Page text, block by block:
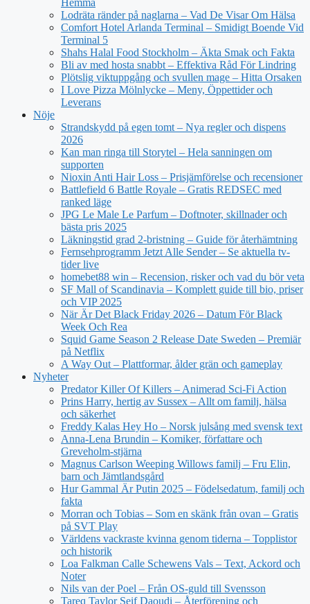
Hemma
Lodräta ränder på naglarna – Vad De Visar Om Hälsa
Comfort Hotel Arlanda Terminal – Smidigt Boende Vid
Terminal 5
Shahs Halal Food Stockholm – Äkta Smak och Fakta
Bli av med hosta snabbt – Effektiva Råd För Lindring
Plötslig viktuppgång och svullen mage – Hitta Orsaken
I Love Pizza Mölnlycke – Meny, Öppettider och
Leverans
Nöje
Strandskydd på egen tomt – Nya regler och dispens
2026
Kan man ringa till Storytel – Hela sanningen om
supporten
Nioxin Anti Hair Loss – Prisjämförelse och recensioner
Battlefield 6 Battle Royale – Gratis REDSEC med
ranked läge
JPG Le Male Le Parfum – Doftnoter, skillnader och
bästa pris 2025
Läkningstid grad 2-bristning – Guide för återhämtning
Fernsehprogramm Jetzt Alle Sender – Se aktuella tv-
tider live
homebet88 win – Recension, risker och vad du bör veta
SF Mall of Scandinavia – Komplett guide till bio, priser
och VIP 2025
När Är Det Black Friday 2026 – Datum För Black
Week Och Rea
Squid Game Season 2 Release Date Sweden – Premiär
på Netflix
A Way Out – Plattformar, ålder grän och gameplay
Nyheter
Predator Killer Of Killers – Animerad Sci-Fi Action
Prins Harry, hertig av Sussex – Allt om familj, hälsa
och säkerhet
Freddy Kalas Hey Ho – Norsk julsång med svensk text
Anna-Lena Brundin – Komiker, författare och
Greveholm-stjärna
Magnus Carlson Weeping Willows familj – Fru Elin,
barn och Jämtlandsgård
Hur Gammal Är Putin 2025 – Födelsedatum, familj och
fakta
Morran och Tobias – Som en skänk från ovan – Gratis
på SVT Play
Världens vackraste kvinna genom tiderna – Topplistor
och historik
Loa Falkman Calle Schewens Vals – Text, Ackord och
Noter
Nils van der Poel – Från OS-guld till Svensson
Tareq Taylor Seif Daoudi – Återförening och